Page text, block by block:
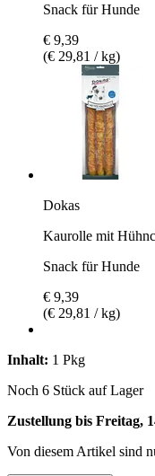
Snack für Hunde
€ 9,39
(€ 29,81 / kg)
Dokas
Kaurolle mit
Snack für Hunde
€ 9,39
(€ 29,81 / kg)
Inhalt: 1 Pkg
Noch 6 Stück auf Lager
Zustellung bis Freitag,
Von diesem Artikel sind